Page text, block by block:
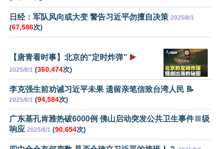
日经：军队风向或大变 警告习近平勿擅自决策 2025/8/1
(67,586次)
【唐青看时事】北京的“定时炸弹” ▶️
2025/8/1 (360,474次)
李克强生前劝诫习近平未果 遗留亲笔信致台湾人民 📝
2025/8/1 (94,584次)
广东基孔肯雅热破6000例 佛山启动突发公共卫生事件Ⅲ级
响应 2025/8/1 (90,654次)